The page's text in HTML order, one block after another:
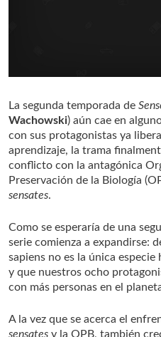
La segunda temporada de
Wachowski) aún cae en
con sus protagonistas ya
aprendizaje, la trama
conflicto con la antagónica
Preservación de la Biología
sensates.
Como se esperaría de una
serie comienza a expandirse:
sapiens no es la única
y que nuestros ocho
con más personas en el
A la vez que se acerca el
sensates y la OPB, también